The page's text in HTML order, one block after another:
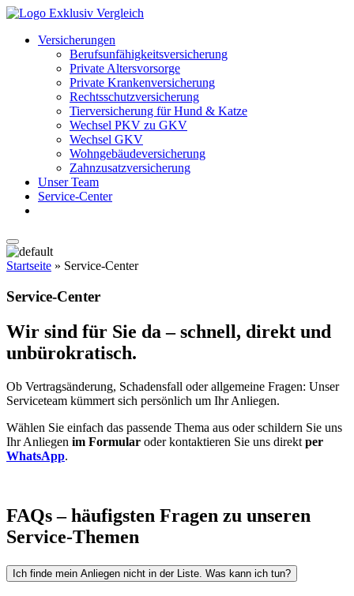
Versicherungen
Berufs­unfähigkeits­versicherung
Private Altersvorsorge
Private Krankenversicherung
Rechts­schutz­versicherung
Tierversicherung für Hund & Katze
Wechsel PKV zu GKV
Wechsel GKV
Wohngebäude­­versicherung
Zahnzusatzversicherung
Unser Team
Service-Center
Startseite » Service-Center
Service-Center
Wir sind für Sie da – schnell, direkt und
unbürokratisch.
Ob Vertragsänderung, Schadensfall oder allgemeine Fragen: Unser
Serviceteam kümmert sich persönlich um Ihr Anliegen.
Wählen Sie einfach das passende Thema aus oder schildern Sie uns
Ihr Anliegen im Formular oder kontaktieren Sie uns direkt per
WhatsApp.
FAQs – häufigsten Fragen zu unseren
Service-Themen
Ich finde mein Anliegen nicht in der Liste. Was kann ich tun?